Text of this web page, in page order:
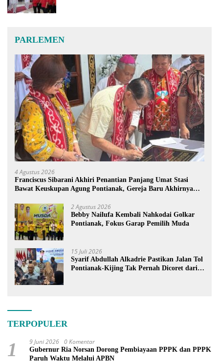
PARLEMEN
4 Agustus 2026
Franciscus Sibarani Akhiri Penantian Panjang Umat Stasi
Bawat Keuskupan Agung Pontianak, Gereja Baru Akhirnya
2 Agustus 2026
Bebby Nailufa Kembali Nahkodai Golkar
Pontianak, Fokus Garap Pemilih Muda
15 Juli 2026
Syarif Abdullah Alkadrie Pastikan Jalan Tol
Pontianak-Kijing Tak Pernah Dicoret dari
TERPOPULER
1 9 Juni 2026 0 Komentar
Gubernur Ria Norsan Dorong Pembiayaan PPPK dan PPPK
Paruh Waktu Melalui APBN